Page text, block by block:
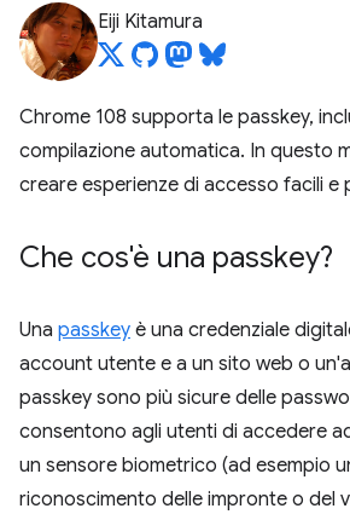
Eiji Kitamura
Chrome 108 supporta le passkey,
compilazione automatica. In questo
creare esperienze di accesso facili e
Che cos'è una passkey?
Una passkey è una credenziale
account utente e a un sito web o
passkey sono più sicure delle
consentono agli utenti di accedere
un sensore biometrico (ad esempio
riconoscimento delle impronte o del